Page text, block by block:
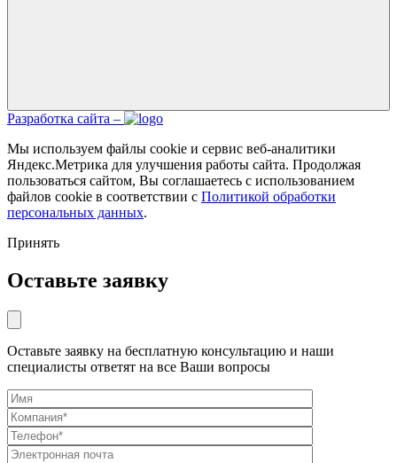
Разработка сайта –
Мы используем файлы cookie и сервис веб-аналитики
Яндекс.Метрика для улучшения работы сайта. Продолжая
пользоваться сайтом, Вы соглашаетесь с использованием
файлов cookie в соответствии с Политикой обработки
персональных данных.
Принять
Оставьте заявку
Оставьте заявку на бесплатную консультацию и наши
специалисты ответят на все Ваши вопросы